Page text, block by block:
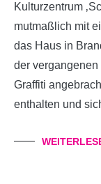
Kulturzentrum
mutmaßlich mit
das Haus in
der
Graffiti
enthalten und